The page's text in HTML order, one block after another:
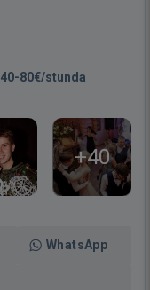
40-80€/stunda
+40
WhatsApp